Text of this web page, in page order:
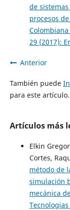
de
procesos
29 (2017):
Anterior
También puede
para este artículo.
Artículos más
Elkin
Cortes,
método de
simulación
mecánica